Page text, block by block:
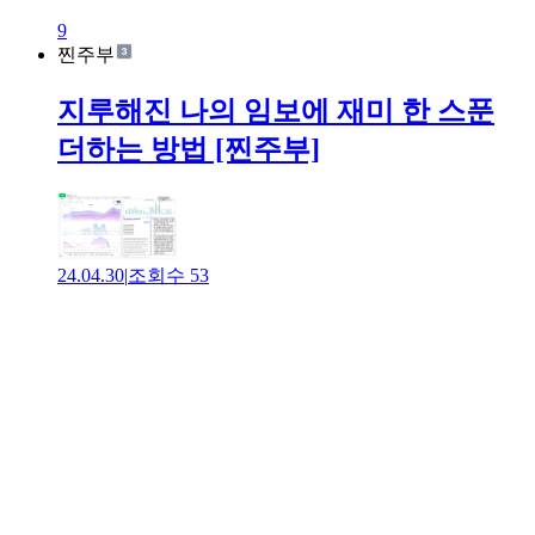
9
찐주부
지루해진 나의 임보에 재미 한 스푼
더하는 방법 [찐주부]
24.04.30|조회수 53